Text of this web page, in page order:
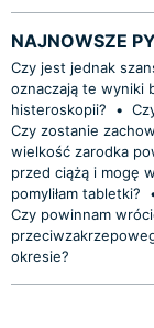
NAJNOWSZE
Czy jest jednak
oznaczają te wyniki
histeroskopii?
•
Czy zostanie
wielkość zarodka
przed ciążą i mogę
pomyliłam tabletki?
Czy powinnam
okresie?